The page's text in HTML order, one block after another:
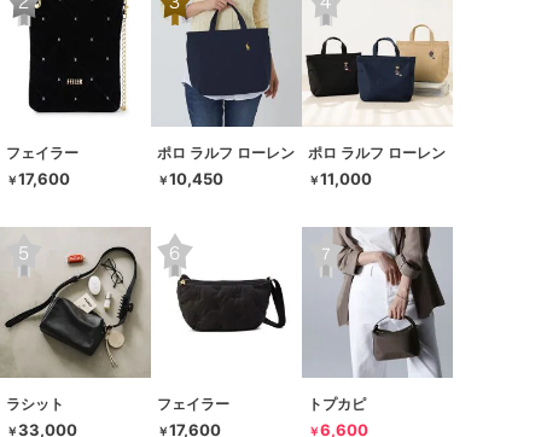
フェイラー
￥17,600
ポロ ラルフ ローレン
￥10,450
ポロ ラルフ ローレン
￥11,000
ラシット
￥33,000
フェイラー
￥17,600
トプカピ
￥6,600